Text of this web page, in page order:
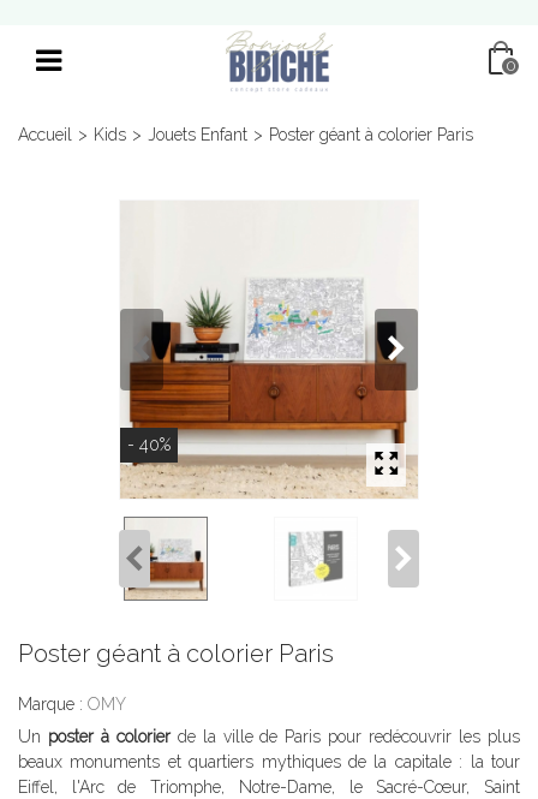
0
Accueil > Kids > Jouets Enfant > Poster géant à colorier Paris
- 40%
Poster géant à colorier Paris
Marque : OMY
Un poster à colorierde la ville de Paris pour redécouvrir les plus
beaux monuments et quartiers mythiques de la capitale : la tour
Eiffel, l'Arc de Triomphe, Notre-Dame, le Sacré-Cœur, Saint